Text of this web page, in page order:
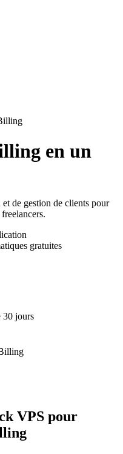
en un
de gestion de clients pour
gratuites
30 jours
VPS pour